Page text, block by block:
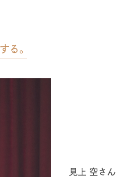
る。
見上 空さん